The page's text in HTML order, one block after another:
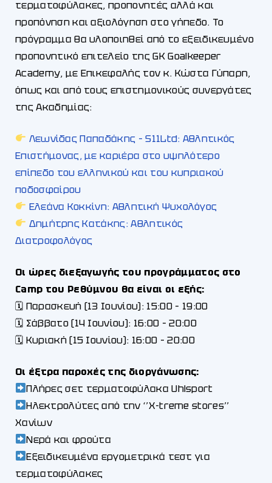
τερματοφύλακες, προπονητές αλλά και
προπόνηση και αξιολόγηση στο γήπεδο. Το
πρόγραμμα θα υλοποιηθεί από το εξειδικευμένο
προπονητικό επιτελείο της GK Goalkeeper
Academy, με Επικεφαλής τον κ. Κώστα Γύπαρη,
όπως και από τους επιστημονικούς συνεργάτες
της Ακαδημίας:
Λεωνίδας Παπαδάκης – S11Ltd: Αθλητικός
Επιστήμονας, με καριέρα στο υψηλότερο
επίπεδο του ελληνικού και του κυπριακού
ποδοσφαίρου
Ελεάνα Κοκκίνη: Αθλητική Ψυχολόγος
Δημήτρης Κατάκης: Αθλητικός
Διατροφολόγος
Οι ώρες διεξαγωγής του προγράμματος στο
Camp του Ρεθύμνου θα είναι οι εξής:
🗓 Παρασκευή (13 Ιουνίου): 15:00 – 19:00
🗓 Σάββατο (14 Ιουνίου): 16:00 – 20:00
🗓 Κυριακή (15 Ιουνίου): 16:00 – 20:00
Οι έξτρα παροχές της διοργάνωσης:
Πλήρες σετ τερματοφύλακα Uhlsport
Ηλεκτρολύτες από την ‘’X-treme stores’’
Χανίων
Νερά και φρούτα
Εξειδικευμένα εργομετρικά τεστ για
τερματοφύλακες